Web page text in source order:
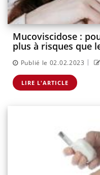
Mucoviscidose :
plus à risques que
Publié le 02.02.2023 |
LIRE L'ARTICLE